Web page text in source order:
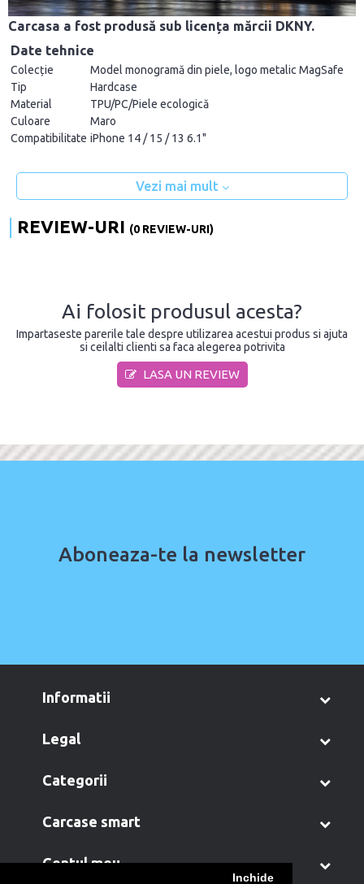
Inchide
Carcasa a fost produsă sub licența mărcii DKNY.
Date tehnice
Colecție
Model monogramă din piele, logo metalic MagSafe
Tip
Hardcase
Material
TPU/PC/Piele ecologică
Culoare
Maro
Compatibilitate iPhone 14 / 15 / 13 6.1"
Vezi mai mult
REVIEW-URI (0 REVIEW-URI)
Ai folosit produsul acesta?
Impartaseste parerile tale despre utilizarea acestui produs si ajuta
si ceilalti clienti sa faca alegerea potrivita
LASA UN REVIEW
Aboneaza-te la newsletter
informatii
legal
categorii
carcase smart
contul meu